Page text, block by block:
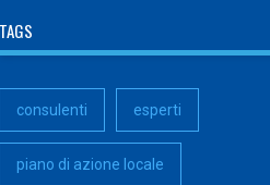
TAGS
consulenti esperti
piano di azione locale